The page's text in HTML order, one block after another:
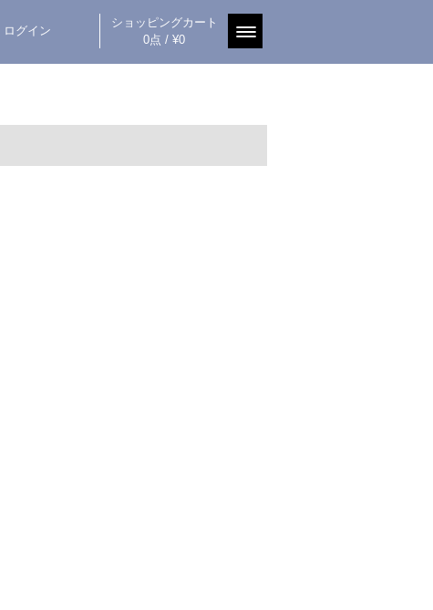
ログイン
ショッピングカート
0点 / ¥0